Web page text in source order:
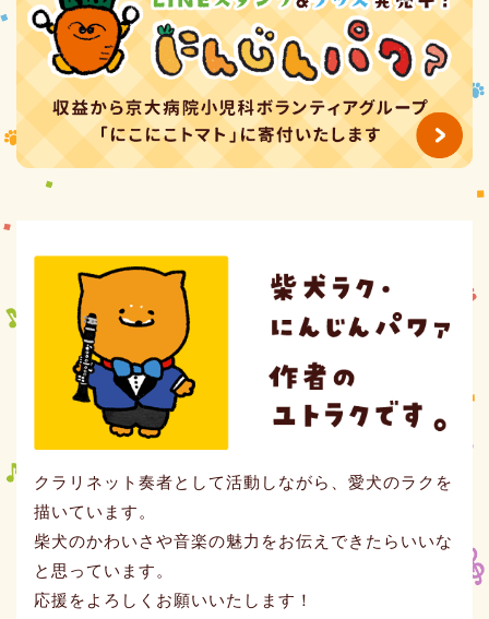
クラリネット奏者として活動しながら、愛犬のラクを
描いています。
柴犬のかわいさや音楽の魅力をお伝えできたらいいな
と思っています。
応援をよろしくお願いいたします！